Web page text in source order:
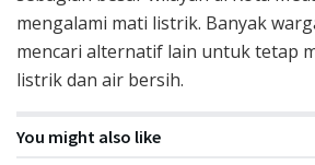
mengalami mati listrik. Banyak
mencari alternatif lain untuk tetap
listrik dan air bersih.
You might also like